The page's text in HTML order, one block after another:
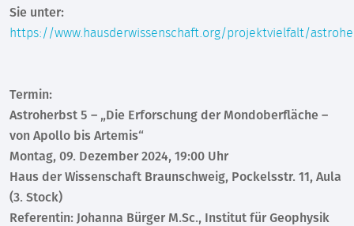
Sie unter:
https://www.hausderwissenschaft.org/projektvielfalt/
Termin:
Astroherbst 5 – „Die Erforschung der Mondoberfläche –
von Apollo bis Artemis“
Montag, 09. Dezember 2024, 19:00 Uhr
Haus der Wissenschaft Braunschweig, Pockelsstr. 11, Aula
(3. Stock)
Referentin: Johanna Bürger M.Sc., Institut für Geophysik